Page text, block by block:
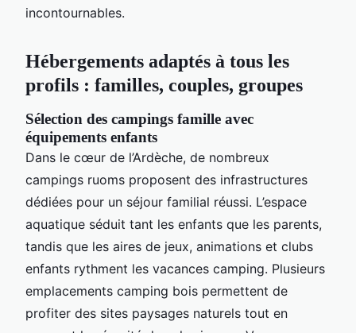
incontournables.
Hébergements adaptés à tous les
profils : familles, couples, groupes
Sélection des campings famille avec
équipements enfants
Dans le cœur de l’Ardèche, de nombreux
campings ruoms proposent des infrastructures
dédiées pour un séjour familial réussi. L’espace
aquatique séduit tant les enfants que les parents,
tandis que les aires de jeux, animations et clubs
enfants rythment les vacances camping. Plusieurs
emplacements camping bois permettent de
profiter des sites paysages naturels tout en